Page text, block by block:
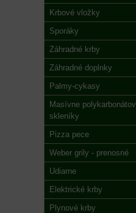
Krbové vložky
Sporáky
Záhradné krby
Záhradné doplnky
Palmy-cykasy
Masívne
skleníky
Pizza pece
Weber grily - prenosné
Udiarne
Elektrické krby
Plynové krby